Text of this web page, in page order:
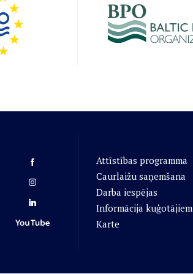
Attīstības programma
Caurlaižu saņemšana
Darba iespējas
Informācija kuģotājiem
Karte